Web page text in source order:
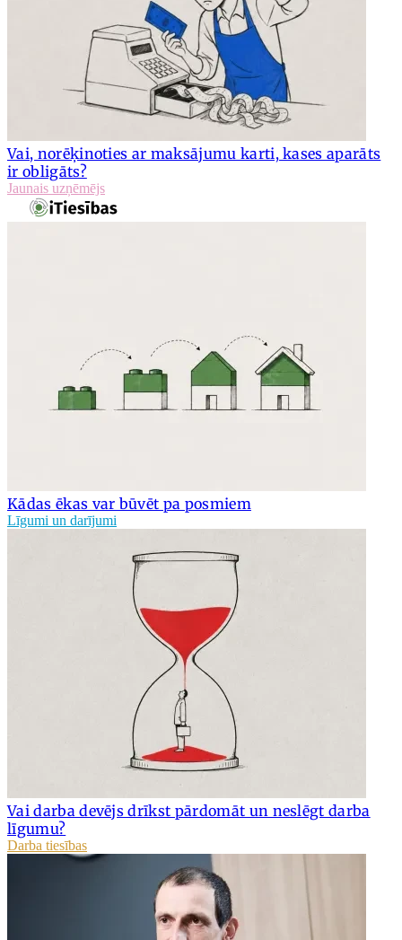
Vai, norēķinoties ar maksājumu karti, kases aparāts
ir obligāts?
Jaunais uzņēmējs
Kādas ēkas var būvēt pa posmiem
Līgumi un darījumi
Vai darba devējs drīkst pārdomāt un neslēgt darba
līgumu?
Darba tiesības